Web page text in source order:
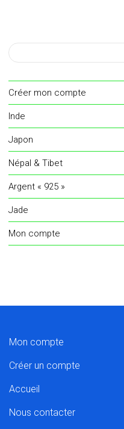
Créer mon compte
Inde
Japon
Népal & Tibet
Argent « 925 »
Jade
Mon compte
Mon compte
Créer un compte
Accueil
Nous contacter